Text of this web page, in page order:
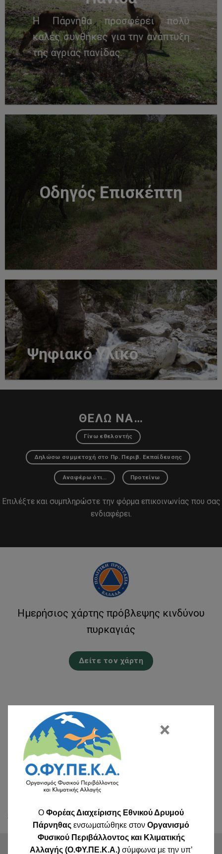
Η Πάρνηθα προσφέρει πολύ
καλές συνθήκες για την ανάπτυξη
της άγριας πανίδας.
Οδηγός Επισκέπτη
Ψηφιακό Υλικό
ΘΕΛΩ ΝΑ…
Γίνω εθελοντής
Δηλώσω συμμετοχή στο Πρ. Περιβ. Εκπαίδευσης
Αναφέρω ότι… Προτείνω
Επιλέξτε και συμπληρώστε την φόρμα επικοινωνίας που σας
ενδιαφέρει.
Ημερήσιος χάρτης πρόβλεψης κινδύνου
πυρκαγιάς
Δείτε τον χάρτη
Καιρός σήμερα και πρόγνωση καιρού για κάθε περιοχή
×
O Φορέας Διαχείρισης Εθνικού Δρυμού
Πάρνηθας ενσωματώθηκε στον Οργανισμό
Φυσικού Περιβάλλοντος και Κλιματικής
Αλλαγής (Ο.ΦΥ.ΠΕ.Κ.Α.)σύμφωνα με την υπ’